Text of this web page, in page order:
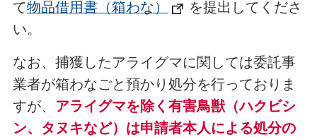
て物品借用書（箱わな）
を提出してくださ
い。
なお、捕獲したアライグマに関しては委託事
業者が箱わなごと預かり処分を行っておりま
すが、 アライグマを除く有害鳥獣（ハクビシ
ン、タヌキなど）は申請者本人による処分の